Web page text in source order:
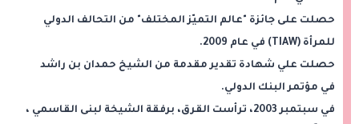
حصلت على جائزة "عالم التميّز المختلف" من التحالف الدولي
للمرأة (TIAW) في عام 2009.
حصلت علي شهادة تقدير مقدمة من الشيخ حمدان بن راشد
في مؤتمر البنك الدولي.
في سبتمبر 2003، ترأست القرق، برفقة الشيخة لبنى القاسمي ،